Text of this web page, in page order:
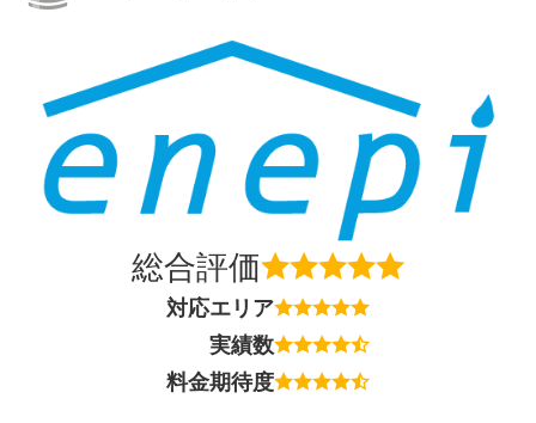
総合評価
対応エリア
実績数
料金期待度